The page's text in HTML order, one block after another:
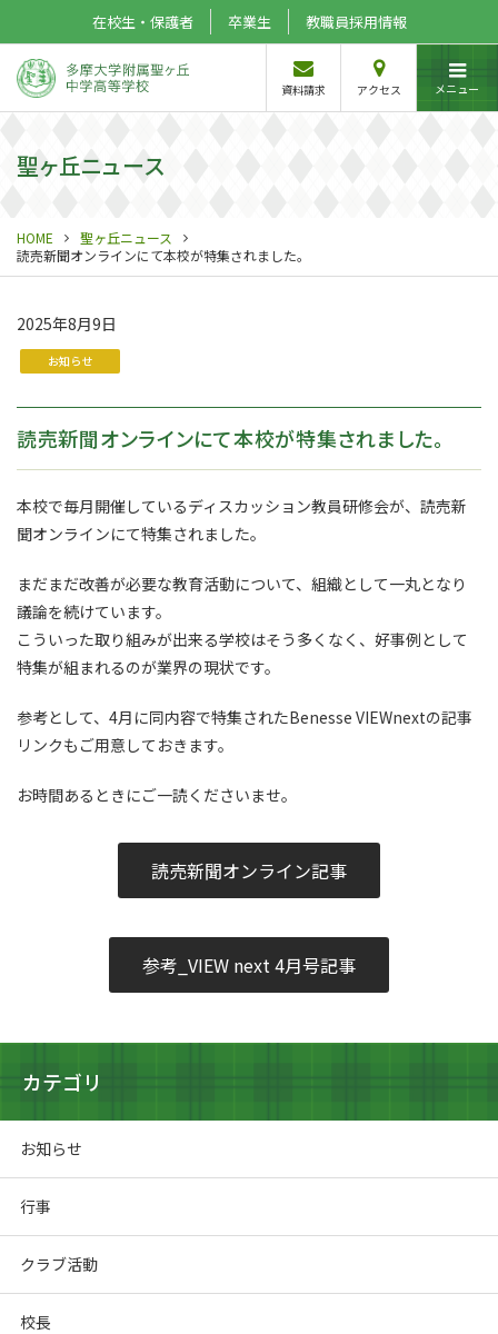
在校生・保護者 卒業生 教職員採用情報
資料請求 アクセス メニュー
聖ヶ丘ニュース
HOME
聖ヶ丘ニュース
読売新聞オンラインにて本校が特集されました。
2025年8月9日
お知らせ
読売新聞オンラインにて本校が特集されました。
本校で毎月開催しているディスカッション教員研修会が、読売新
聞オンラインにて特集されました。
まだまだ改善が必要な教育活動について、組織として一丸となり
議論を続けています。
こういった取り組みが出来る学校はそう多くなく、好事例として
特集が組まれるのが業界の現状です。
参考として、4月に同内容で特集されたBenesse VIEWnextの記事
リンクもご用意しておきます。
お時間あるときにご一読くださいませ。
読売新聞オンライン記事
参考_VIEW next 4月号記事
カテゴリ
お知らせ
行事
クラブ活動
校長